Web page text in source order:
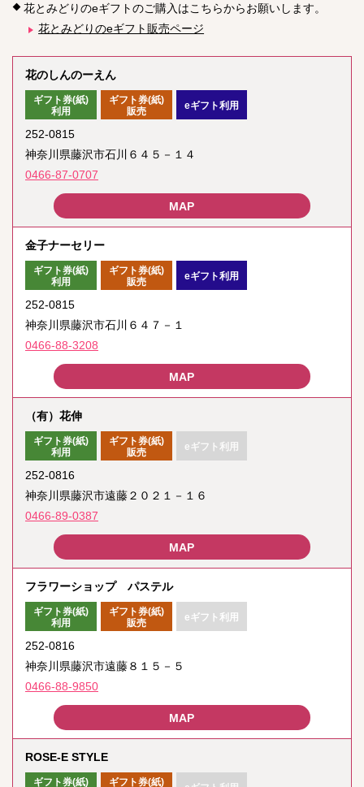
花とみどりのeギフトのご購入はこちらからお願いします。
花とみどりのeギフト販売ページ
花のしんのーえん
ギフト券(紙)
利用
ギフト券(紙)
販売
eギフト利用
252-0815
神奈川県藤沢市石川６４５－１４
0466-87-0707
金子ナーセリー
ギフト券(紙)
利用
ギフト券(紙)
販売
eギフト利用
252-0815
神奈川県藤沢市石川６４７－１
0466-88-3208
（有）花伸
ギフト券(紙)
利用
ギフト券(紙)
販売
eギフト利用
252-0816
神奈川県藤沢市遠藤２０２１－１６
0466-89-0387
フラワーショップ パステル
ギフト券(紙)
利用
ギフト券(紙)
販売
eギフト利用
252-0816
神奈川県藤沢市遠藤８１５－５
0466-88-9850
ROSE-E STYLE
ギフト券(紙) ギフト券(紙)